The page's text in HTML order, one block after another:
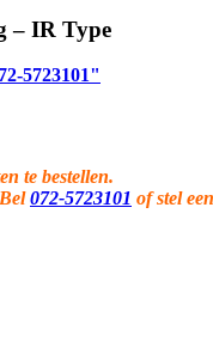
– IR Type
5723101"
te bestellen.
072-5723101 of stel